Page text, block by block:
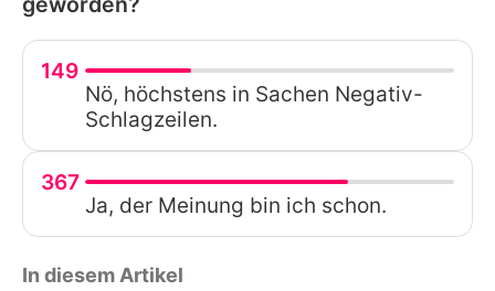
149
Nö, höchstens in Sachen Negativ-
Schlagzeilen.
367
Ja, der Meinung bin ich schon.
In diesem Artikel